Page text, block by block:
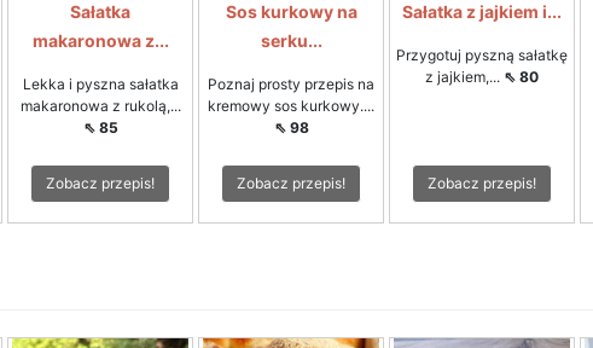
Sałatka
makaronowa z...
Lekka i pyszna sałatka
makaronowa z rukolą,...
⇖ 85
Zobacz przepis!
Sos kurkowy na
serku...
Poznaj prosty przepis na
kremowy sos kurkowy....
⇖ 98
Zobacz przepis!
Sałatka z jajkiem i...
Przygotuj pyszną sałatkę
z jajkiem,... ⇖ 80
Zobacz przepis!